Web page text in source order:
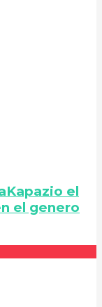
el
el genero